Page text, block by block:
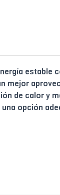
estable
mejor
de calor y
opción